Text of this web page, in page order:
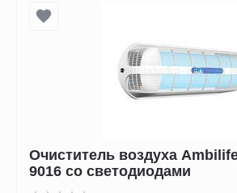
Очиститель воздуха
9016 со светодиодами